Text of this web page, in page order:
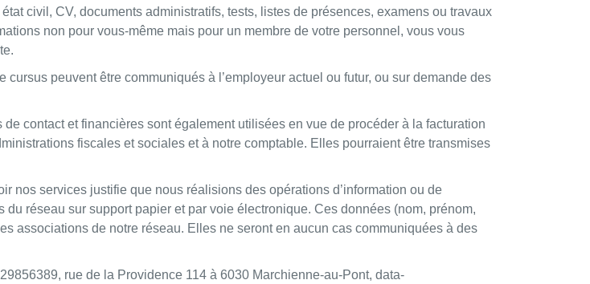
civil, CV, documents administratifs, tests, listes de présences, examens ou travaux
non pour vous-même mais pour un membre de votre personnel, vous vous
peuvent être communiqués à l’employeur actuel ou futur, ou sur demande des
contact et financières sont également utilisées en vue de procéder à la facturation
fiscales et sociales et à notre comptable. Elles pourraient être transmises
nos services justifie que nous réalisions des opérations d’information ou de
réseau sur support papier et par voie électronique. Ces données (nom, prénom,
associations de notre réseau. Elles ne seront en aucun cas communiquées à des
rue de la Providence 114 à 6030 Marchienne-au-Pont, data-